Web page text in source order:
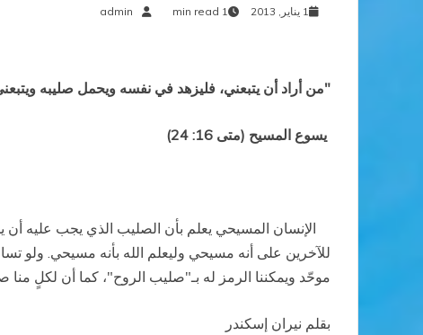
1 يناير, 2013 1 min read
admin
"من أراد أن يتبعني، فليزهد في نفسه ويحمل صليبه
يسوع المسيح (متى 16: 24)
الإنسان المسيحي يعلم بأن الصليب الذي يجب عليه
للآخرين على أنه مسيحي وليعلم الله بأنه مسيحي. ولو
موحّد ويمكننا الرمز له بـ"صليب الروح"، كما أن لكلٍ
بقلم نيران إسكندر